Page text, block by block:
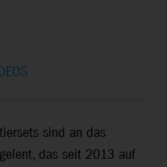
sind an das
das seit 2013 auf